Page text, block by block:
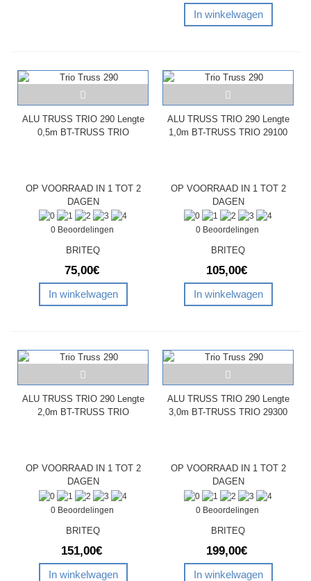
In winkelwagen
ALU TRUSS TRIO 290 Lengte
0,5m BT-TRUSS TRIO
OP VOORRAAD IN 1 TOT 2
DAGEN
0 Beoordelingen
BRITEQ
75,00€
In winkelwagen
ALU TRUSS TRIO 290 Lengte
1,0m BT-TRUSS TRIO 29100
OP VOORRAAD IN 1 TOT 2
DAGEN
0 Beoordelingen
BRITEQ
105,00€
In winkelwagen
ALU TRUSS TRIO 290 Lengte
2,0m BT-TRUSS TRIO
OP VOORRAAD IN 1 TOT 2
DAGEN
0 Beoordelingen
BRITEQ
151,00€
In winkelwagen
ALU TRUSS TRIO 290 Lengte
3,0m BT-TRUSS TRIO 29300
OP VOORRAAD IN 1 TOT 2
DAGEN
0 Beoordelingen
BRITEQ
199,00€
In winkelwagen